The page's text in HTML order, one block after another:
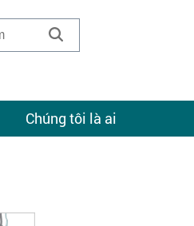
Chúng tôi là ai